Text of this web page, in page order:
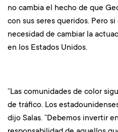
no cambia el hecho de que
con sus seres queridos. Pero
necesidad de cambiar la
en los Estados Unidos.
“Las comunidades de color
de tráfico. Los
dijo Salas. “Debemos invertir